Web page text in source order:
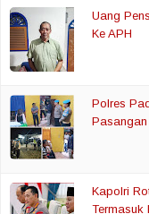
Uang
Ke APH
Polres
Kapolri
Termasuk